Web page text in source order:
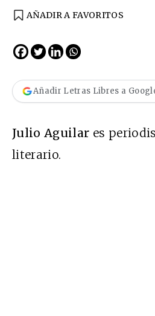
AÑADIR A FAVORITOS
Añadir Letras Libres a
Julio Aguilar es
literario.